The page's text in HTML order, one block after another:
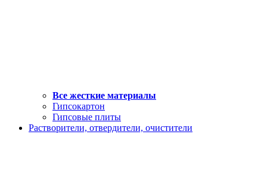
Все жесткие материалы
Гипсокартон
Гипсовые плиты
Растворители, отвердители, очистители